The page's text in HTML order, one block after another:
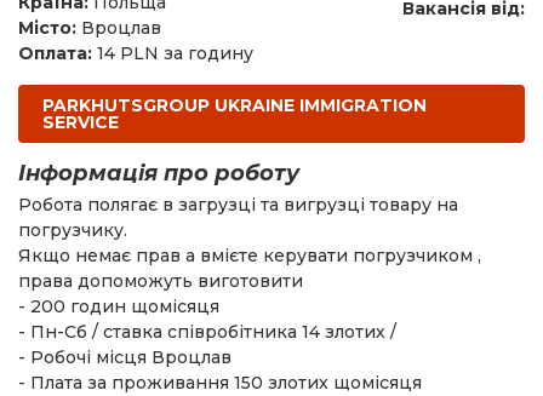
Місто: Вроцлав
Оплата: 14 PLN за годину
Вакансія від:
PARKHUTSGROUP UKRAINE IMMIGRATION
SERVICE
Інформація про роботу
Робота полягає в загрузці та вигрузці товару на
погрузчику.
Якщо немає прав а вмієте керувати погрузчиком ,
права допоможуть виготовити
- 200 годин щомісяця
- Пн-Сб / ставка співробітника 14 злотих /
- Робочі місця Вроцлав
- Плата за проживання 150 злотих щомісяця